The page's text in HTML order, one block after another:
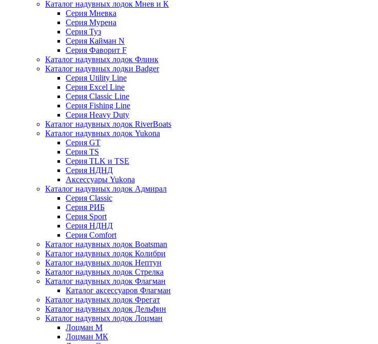
Каталог надувных лодок Мнев и К
Серия Мневка
Серия Мурена
Серия Туз
Серия Кайман N
Серия Фаворит F
Каталог надувных лодок Флинк
Каталог надувных лодки Badger
Серия Utility Line
Серия Excel Line
Серия Classic Line
Серия Fishing Line
Серия Heavy Duty
Каталог надувных лодок RiverBoats
Каталог надувных лодок Yukona
Серия GT
Серия TS
Серия TLK и TSE
Серия НДНД
Аксессуары Yukona
Каталог надувных лодок Адмирал
Серия Classic
Серия РИБ
Серия Sport
Серия НДНД
Серия Comfort
Каталог надувных лодок Boatsman
Каталог надувных лодок Колибри
Каталог надувных лодок Нептун
Каталог надувных лодок Стрелка
Каталог надувных лодок Флагман
Каталог аксессуаров Флагман
Каталог надувных лодок Фрегат
Каталог надувных лодок Дельфин
Каталог надувных лодок Лоцман
Лоцман М
Лоцман МК